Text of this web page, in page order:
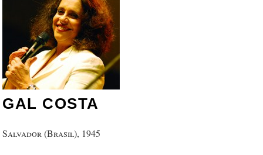
GAL COSTA
Salvador (Brasil), 1945